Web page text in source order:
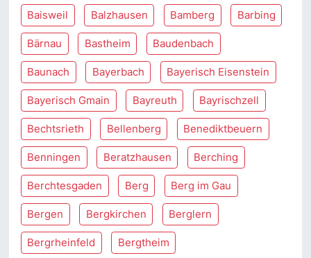
Baisweil Balzhausen Bamberg Barbing
Bärnau Bastheim Baudenbach
Baunach Bayerbach Bayerisch Eisenstein
Bayerisch Gmain Bayreuth Bayrischzell
Bechtsrieth Bellenberg Benediktbeuern
Benningen Beratzhausen Berching
Berchtesgaden Berg Berg im Gau
Bergen Bergkirchen Berglern
Bergrheinfeld Bergtheim